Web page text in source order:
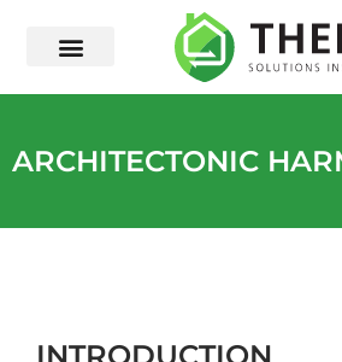
ARCHITECTONIC
INTRODUCTION